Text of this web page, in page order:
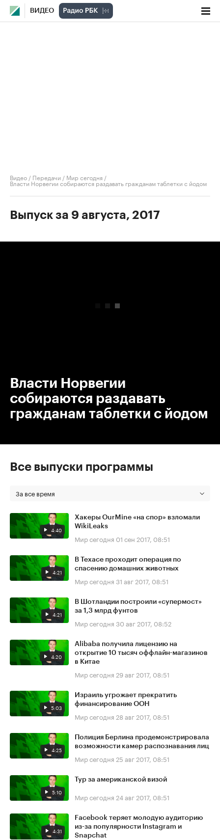
ВИДЕО
Видео / Передачи / Мир сегодня /
Власти Норвегии собираются раздавать гражданам таблетки с йодом
Выпуск за 9 августа, 2017
Власти Норвегии
собираются раздавать
гражданам таблетки с йодом
Все выпуски программы
За все время
4:40
Хакеры OurMine «на спор» взломали
WikiLeaks
Мир сегодня 01 сен 2017, 08:51
4:21
В Техасе проходит операция по
спасению домашних животных
Мир сегодня 31 авг 2017, 08:51
4:21
В Шотландии построили «супермост»
за 1,3 млрд фунтов
Мир сегодня 30 авг 2017, 08:52
4:20
Alibaba получила лицензию на
открытие 10 тысяч оффлайн-магазинов
в Китае
Мир сегодня 29 авг 2017, 08:51
5:03
Израиль угрожает прекратить
финансирование ООН
Мир сегодня 28 авг 2017, 08:51
4:25
Полиция Берлина продемонстрировала
возможности камер распознавания лиц
Мир сегодня 25 авг 2017, 08:51
5:10
Тур за американской визой
Мир сегодня 24 авг 2017, 08:51
4:31
Facebook теряет молодую аудиторию
из-за популярности Instagram и
Snapchat